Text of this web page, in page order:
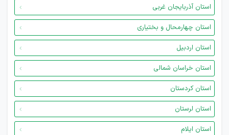
استان آذربایجان غربی
استان چهارمحال و بختیاری
استان اردبیل
استان خراسان شمالی
استان کردستان
استان لرستان
استان ایلام